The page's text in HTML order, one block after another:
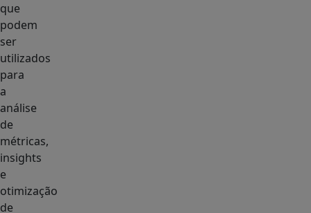
que
podem
ser
utilizados
para
a
análise
de
métricas,
insights
e
otimização
de